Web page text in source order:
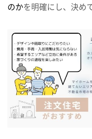
のかを明確にし、決め